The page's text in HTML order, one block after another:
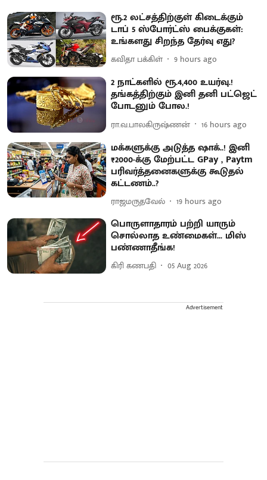
ரூ.2 லட்சத்திற்குள் கிடைக்கும்
டாப் 5 ஸ்போர்ட்ஸ் பைக்குகள்:
உங்களது சிறந்த தேர்வு எது?
கவிதா பக்கிள் 9 hours ago
2 நாட்களில் ரூ.4,400 உயர்வு.!
தங்கத்திற்கும் இனி தனி பட்ஜெட்
போடனும் போல.!
ரா.வ.பாலகிருஷ்ணன் 16 hours ago
மக்களுக்கு அடுத்த ஷாக்..! இனி
₹2000-க்கு மேற்பட்ட GPay , Paytm
பரிவர்த்தனைகளுக்கு கூடுதல்
கட்டணம்..?
ராஜமருதவேல் 19 hours ago
பொருளாதாரம் பற்றி யாரும்
சொல்லாத உண்மைகள்... மிஸ்
பண்ணாதீங்க!
கிரி கணபதி 05 Aug 2026
Advertisement